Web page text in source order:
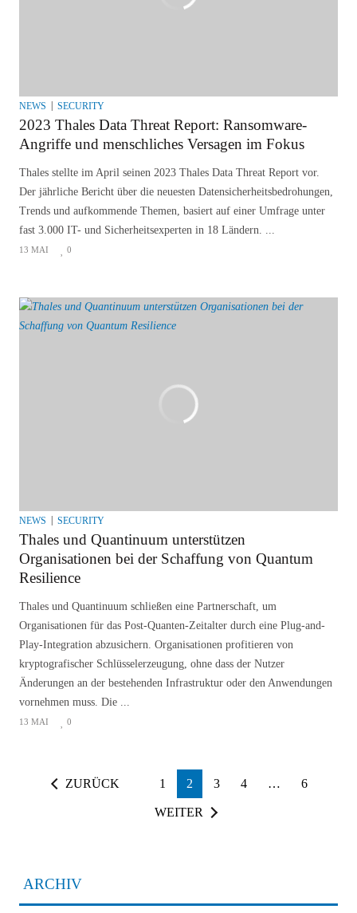
NEWS SECURITY
2023 Thales Data Threat Report: Ransomware-
Angriffe und menschliches Versagen im Fokus
Thales stellte im April seinen 2023 Thales Data Threat Report vor.
Der jährliche Bericht über die neuesten Datensicherheitsbedrohungen,
Trends und aufkommende Themen, basiert auf einer Umfrage unter
fast 3.000 IT- und Sicherheitsexperten in 18 Ländern. ...
13 MAI 0
NEWS SECURITY
Thales und Quantinuum unterstützen
Organisationen bei der Schaffung von Quantum
Resilience
Thales und Quantinuum schließen eine Partnerschaft, um
Organisationen für das Post-Quanten-Zeitalter durch eine Plug-and-
Play-Integration abzusichern. Organisationen profitieren von
kryptografischer Schlüsselerzeugung, ohne dass der Nutzer
Änderungen an der bestehenden Infrastruktur oder den Anwendungen
vornehmen muss. Die ...
13 MAI 0
ZURÜCK 1 2 3 4 … 6
WEITER
ARCHIV